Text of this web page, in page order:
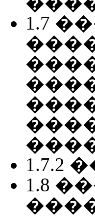
1.7
1.7.2
1.8
�����